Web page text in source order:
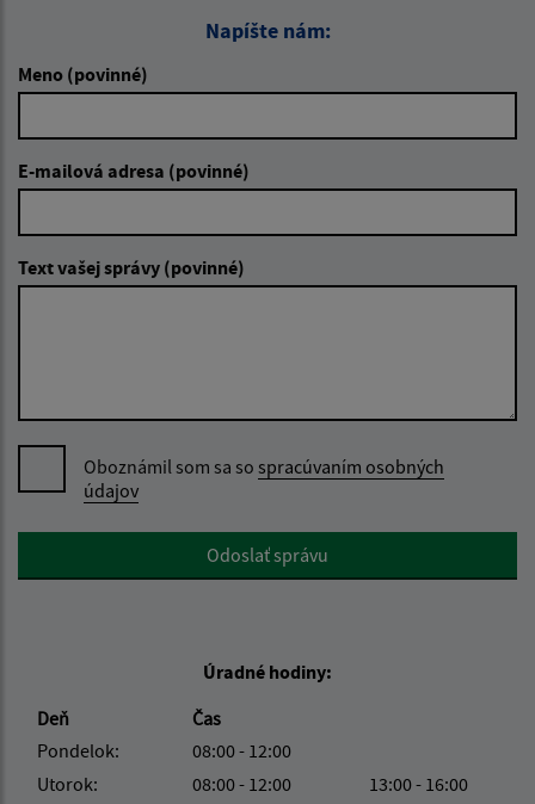
Napíšte nám:
Meno (povinné)
E-mailová adresa (povinné)
Text vašej správy (povinné)
Oboznámil som sa so spracúvaním osobných
údajov
Google reCaptcha ResponseOdoslať správu
Úradné hodiny:
Deň
Čas
Pondelok:
08:00 - 12:00
Utorok:
08:00 - 12:00
13:00 - 16:00